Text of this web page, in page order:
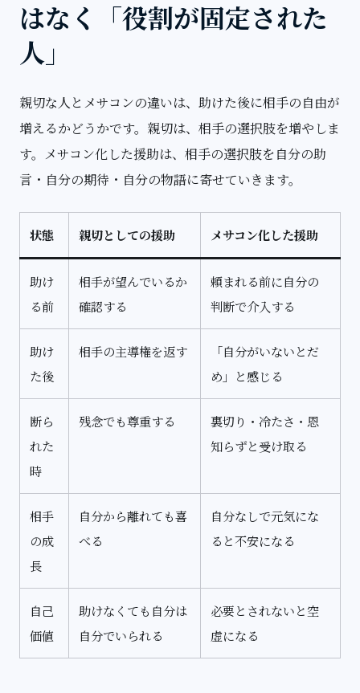
はなく「役割が固定された
人」
親切な人とメサコンの違いは、助けた後に相手の自由が
増えるかどうかです。親切は、相手の選択肢を増やしま
す。メサコン化した援助は、相手の選択肢を自分の助
言・自分の期待・自分の物語に寄せていきます。
状態 親切としての援助 メサコン化した援助
助け
る前
相手が望んでいるか
確認する
頼まれる前に自分の
判断で介入する
助け
た後
相手の主導権を返す
「自分がいないとだ
め」と感じる
断ら
れた
時
残念でも尊重する
裏切り・冷たさ・恩
知らずと受け取る
相手
の成
長
自分から離れても喜
べる
自分なしで元気にな
ると不安になる
自己
価値
助けなくても自分は
自分でいられる
必要とされないと空
虚になる